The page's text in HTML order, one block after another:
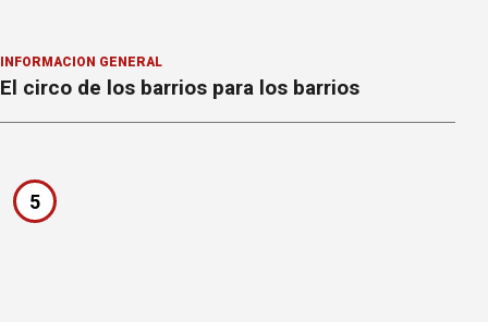
INFORMACION GENERAL
El circo de los barrios para los barrios
5